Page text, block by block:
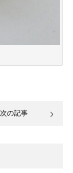
次の記事